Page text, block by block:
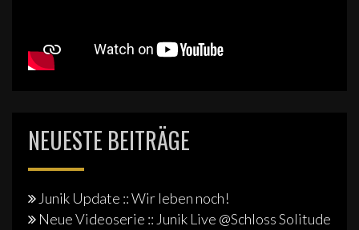
NEUESTE BEITRÄGE
Junik Update :: Wir leben noch!
Neue Videoserie :: Junik Live @Schloss Solitude